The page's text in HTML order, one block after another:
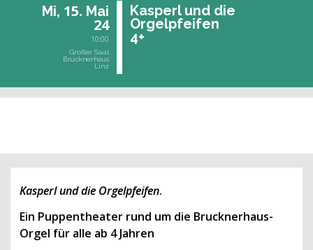
Mi, 15. Mai
24
10:00
Großer Saal
Brucknerhaus
Linz
Kas­perl und die
Or­gel­pfei­fen
4+
Kasperl und die Orgelpfeifen.
Ein Puppentheater rund um die Brucknerhaus-
Orgel für alle ab 4 Jahren